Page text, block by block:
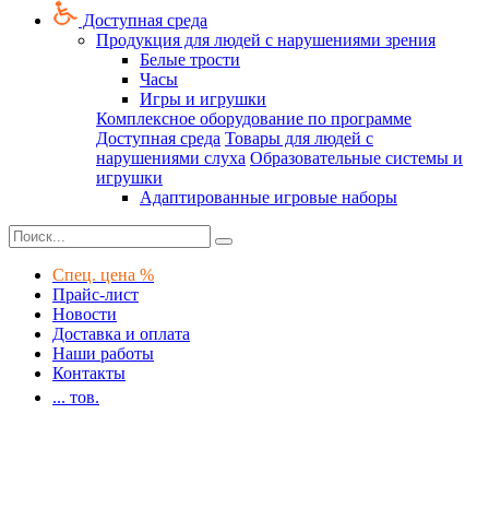
Доступная среда
Продукция для людей с нарушениями зрения
Белые трости
Часы
Игры и игрушки
Комплексное оборудование по программе
Доступная среда Товары для людей с
нарушениями слуха Образовательные системы и
игрушки
Адаптированные игровые наборы
Спец. цена %
Прайс-лист
Новости
Доставка и оплата
Наши работы
Контакты
... тов.